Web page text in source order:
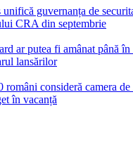
guvernanța de
CRA din septembrie
ar putea fi amânat până
lansărilor
consideră camera de
în vacanță